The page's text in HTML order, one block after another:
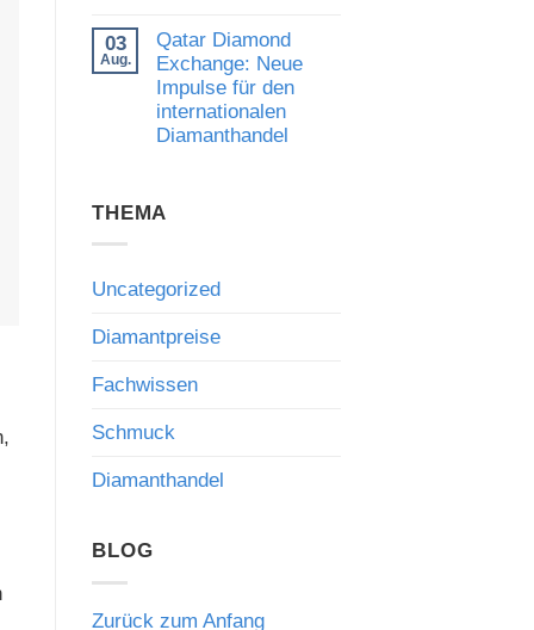
Wert
hochwertiger
Edelsteine
verraten
zu
Diamantmarkt
2024:
Chancen,
Risiken
und
die
03
Aug.
Qatar Diamond
Exchange: Neue
Impulse für den
internationalen
Diamanthandel
Qatar
für
internationalen
Diamanthandel
THEMA
Uncategorized
Diamantpreise
Fachwissen
Schmuck
Diamanthandel
BLOG
Zurück zum Anfang